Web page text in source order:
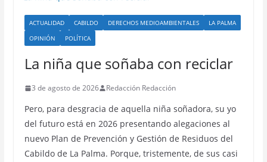
ACTUALIDAD CABILDO DERECHOS MEDIOAMBIENTALES
LA PALMA
OPINIÓN
POLÍTICA
La niña que soñaba con reciclar
3 de agosto de 2026 Redacción Redacción
Pero, para desgracia de aquella niña soñadora, su yo
del futuro está en 2026 presentando alegaciones al
nuevo Plan de Prevención y Gestión de Residuos del
Cabildo de La Palma. Porque, tristemente, de sus casi